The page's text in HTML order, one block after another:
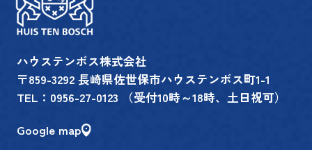
ハウステンボス株式会社
〒859-3292 長崎県佐世保市ハウステンボス町1-1
TEL： 0956-27-0123 （受付10時～18時、土日祝可）
Google map